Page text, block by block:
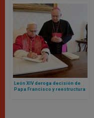
León XIV deroga decisión de
Papa Francisco y reestructura